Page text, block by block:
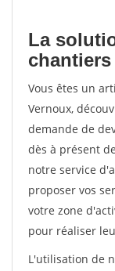
La
Vous êtes un
Vernoux,
demande de
dès à présent
notre service
proposer vos
votre zone
pour réaliser
L'utilisation de